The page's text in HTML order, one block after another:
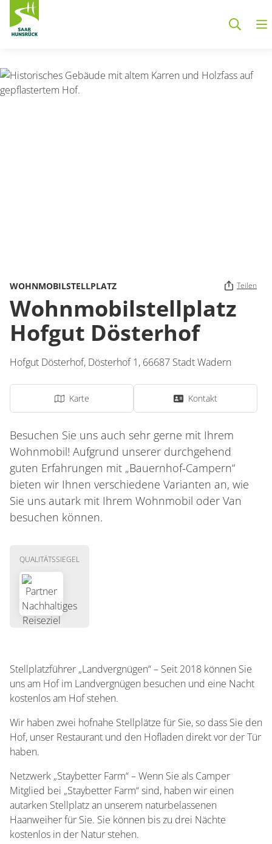
WOHNMOBILSTELLPLATZ Teilen
Wohnmobilstellplatz
Hofgut Dösterhof
Hofgut Dösterhof, Dösterhof 1, 66687 Stadt Wadern
Karte Kontakt
Besuchen Sie uns auch sehr gerne mit Ihrem
Wohnmobil! Aufgrund unserer durchgehend
guten Erfahrungen mit „Bauernhof-Campern“
bieten wir Ihnen verschiedene Varianten an, wie
Sie uns autark mit Ihrem Wohnmobil oder Van
besuchen können.
QUALITÄTSSIEGEL
Stellplatzführer „Landvergnügen“ – Seit 2018 können Sie
uns am Hof im Landvergnügen besuchen und eine Nacht
kostenlos am Hof stehen.
Wir haben zwei hofnahe Stellplätze für Sie, so dass Sie den
Hof, unser Restaurant und den Hofladen direkt vor der Tür
haben.
Netzwerk „Staybetter Farm“ – Wenn Sie als Camper
Mitglied bei „Staybetter Farm“ sind, haben wir einen
autarken Stellplatz an unserem naturbelassenen
Haanweiher für Sie. Sie können bis zu drei Nächte
kostenlos in der Natur stehen.